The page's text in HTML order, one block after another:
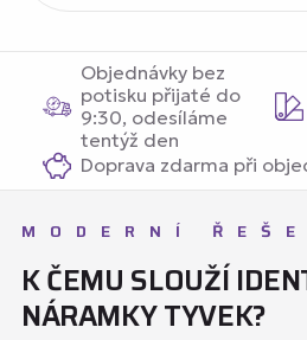
Objednávky bez
potisku přijaté do
9:30, odesíláme
tentýž den
Doprava zdarma při
MODERNÍ
K ČEMU SLOUŽÍ
NÁRAMKY TYVEK?